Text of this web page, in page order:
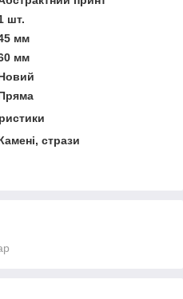
шт.
мм
мм
стрази